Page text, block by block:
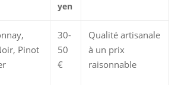
yen
Pinot
30-
50
€
Qualité artisanale
à un prix
raisonnable